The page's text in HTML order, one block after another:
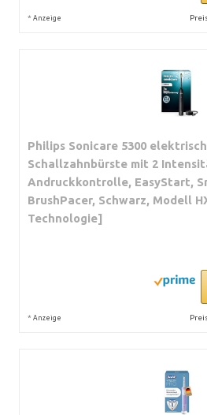
* Anzeige
Philips Sonicare 5300
Schallzahnbürste mit 2
Andruckkontrolle, EasyStart,
BrushPacer, Schwarz, Modell
Technologie]
* Anzeige